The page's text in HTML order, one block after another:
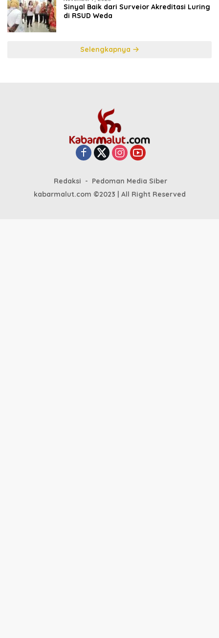
Sinyal Baik dari Surveior Akreditasi Luring
di RSUD Weda
Selengkapnya
Redaksi
Pedoman Media Siber
kabarmalut.com ©2023 | All Right Reserved